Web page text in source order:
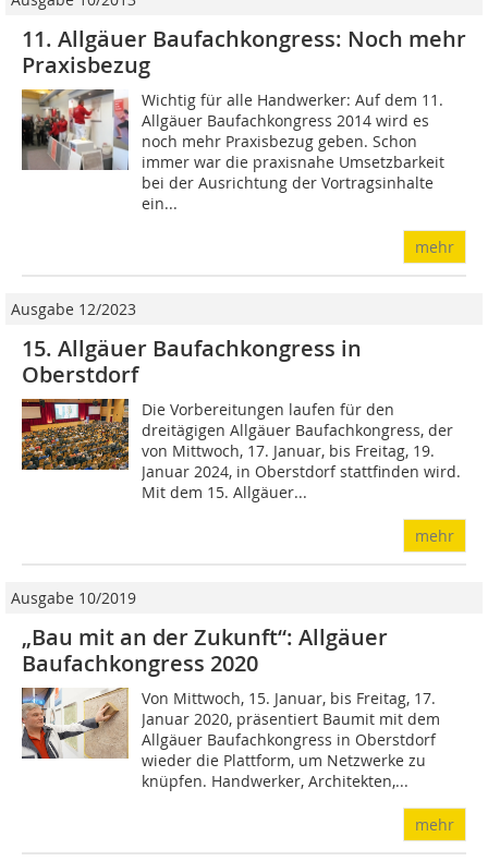
11. Allgäuer Baufachkongress: Noch mehr
Praxisbezug
Wichtig für alle Handwerker: Auf dem 11.
Allgäuer Baufachkongress 2014 wird es
noch mehr Praxisbezug geben. Schon
immer war die praxisnahe Umsetzbarkeit
bei der Ausrichtung der Vortragsinhalte
ein...
mehr
Ausgabe 12/2023
15. Allgäuer Baufachkongress in
Oberstdorf
Die Vorbereitungen laufen für den
dreitägigen Allgäuer Baufachkongress, der
von Mittwoch, 17. Januar, bis Freitag, 19.
Januar 2024, in Oberstdorf stattfinden wird.
Mit dem 15. Allgäuer...
mehr
Ausgabe 10/2019
„Bau mit an der Zukunft“: Allgäuer
Baufachkongress 2020
Von Mittwoch, 15. Januar, bis Freitag, 17.
Januar 2020, präsentiert Baumit mit dem
Allgäuer Baufachkongress in Oberstdorf
wieder die Plattform, um Netzwerke zu
knüpfen. Handwerker, Architekten,...
mehr